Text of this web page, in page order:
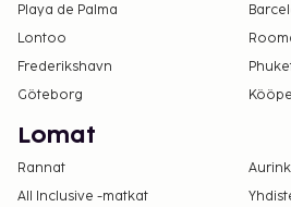
Playa de Palma
Lontoo
Frederikshavn
Göteborg
Lomat
Rannat
All Inclusive -matkat